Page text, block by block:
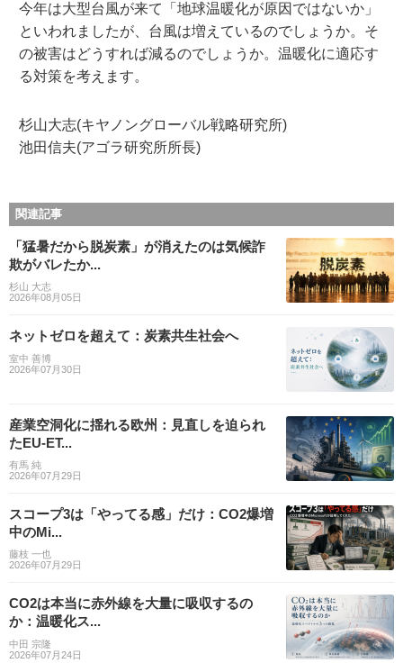
今年は大型台風が来て「地球温暖化が原因ではないか」
といわれましたが、台風は増えているのでしょうか。そ
の被害はどうすれば減るのでしょうか。温暖化に適応す
る対策を考えます。
杉山大志(キヤノングローバル戦略研究所)
池田信夫(アゴラ研究所所長)
関連記事
「猛暑だから脱炭素」が消えたのは気候詐
欺がバレたか...
杉山 大志
2026年08月05日
ネットゼロを超えて：炭素共生社会へ
室中 善博
2026年07月30日
産業空洞化に揺れる欧州：見直しを迫られ
たEU-ET...
有馬 純
2026年07月29日
スコープ3は「やってる感」だけ：CO2爆増
中のMi...
藤枝 一也
2026年07月29日
CO2は本当に赤外線を大量に吸収するの
か：温暖化ス...
中田 宗隆
2026年07月24日